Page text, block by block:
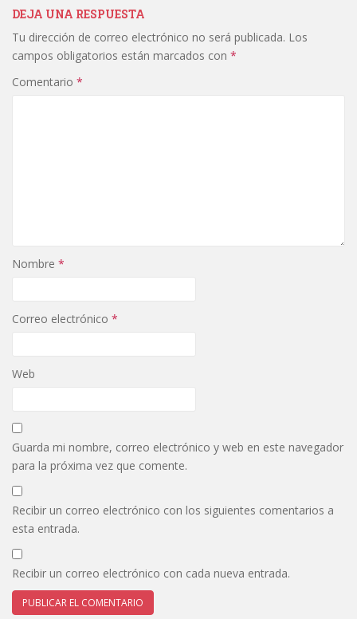
DEJA UNA RESPUESTA
Tu dirección de correo electrónico no será publicada. Los
campos obligatorios están marcados con *
Comentario *
Nombre *
Correo electrónico *
Web
Guarda mi nombre, correo electrónico y web en este navegador
para la próxima vez que comente.
Recibir un correo electrónico con los siguientes comentarios a
esta entrada.
Recibir un correo electrónico con cada nueva entrada.